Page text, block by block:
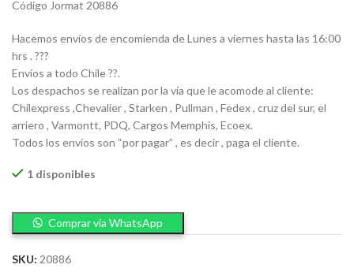
Código Jormat 20886
Hacemos envíos de encomienda de Lunes a viernes hasta las 16:00
hrs . ???
Envíos a todo Chile ??.
Los despachos se realizan por la vía que le acomode al cliente:
Chilexpress ,Chevalier , Starken , Pullman , Fedex , cruz del sur, el
arriero , Varmontt, PDQ, Cargos Memphis, Ecoex.
Todos los envíos son “por pagar” , es decir , paga el cliente.
1 disponibles
Comprar via WhatsApp
SKU: 20886